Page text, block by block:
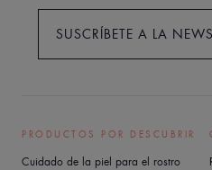
SUSCRÍBETE A LA
PRODUCTOS POR DESCUBRIR
Cuidado de la piel para el rostro